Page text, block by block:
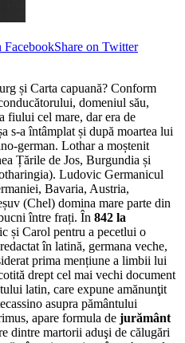
FacebookShare on Twitter
și Carta capuană? Conform
domeniul său,
fiului cel mare, dar era de
s-a întâmplat și după moartea lui
german. Lothar a moștenit
Țările de Jos, Burgundia și
Ludovic Germanicul
Bavaria, Austria,
(Chel) domina mare parte din
între frați. În 842 la
și Carol pentru a pecetlui o
în latină, germana veche,
prima mențiune a limbii lui
drept cel mai vechi document
latin, care expune amănunţit
asupra pământului
apare formula de jurământ
dintre martorii aduşi de călugări